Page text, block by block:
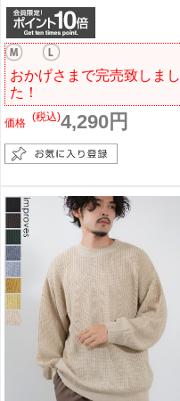
おかげさまで完売致しまし
た！
価格 4,290円
(税込)